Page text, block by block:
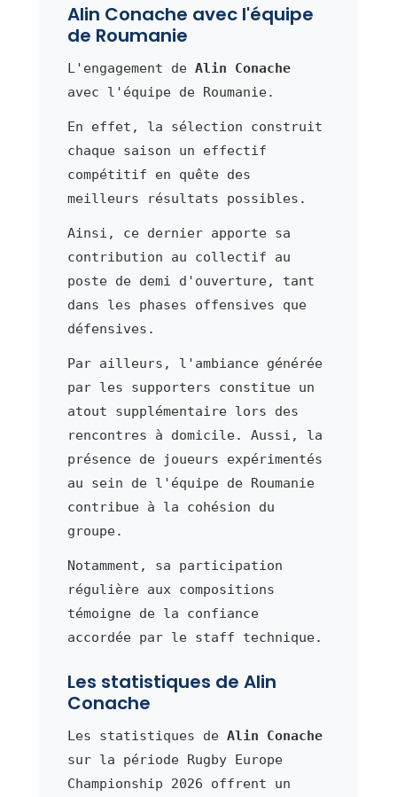
Alin Conache avec l'équipe
de Roumanie
L'engagement de Alin Conache
avec l'équipe de Roumanie.
En effet, la sélection construit
chaque saison un effectif
compétitif en quête des
meilleurs résultats possibles.
Ainsi, ce dernier apporte sa
contribution au collectif au
poste de demi d'ouverture, tant
dans les phases offensives que
défensives.
Par ailleurs, l'ambiance générée
par les supporters constitue un
atout supplémentaire lors des
rencontres à domicile. Aussi, la
présence de joueurs expérimentés
au sein de l'équipe de Roumanie
contribue à la cohésion du
groupe.
Notamment, sa participation
régulière aux compositions
témoigne de la confiance
accordée par le staff technique.
Les statistiques de Alin
Conache
Les statistiques de Alin Conache
sur la période Rugby Europe
Championship 2026 offrent un